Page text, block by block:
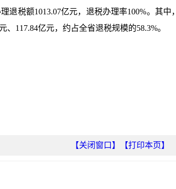
退税额1013.07亿元，退税办理率100%。其中，
117.84亿元，约占全省退税规模的58.3%。
【打印本页】
【关闭窗口】